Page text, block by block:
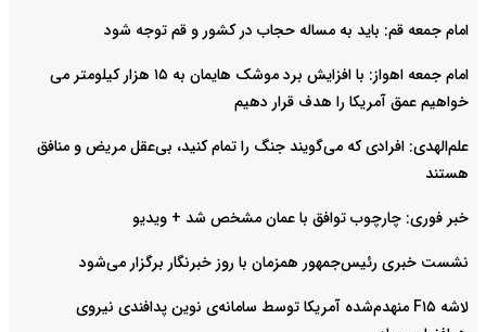
امام جمعه قم: باید به مساله حجاب در کشور و قم توجه شود
امام‌ جمعه اهواز: با افزایش برد موشک هایمان به ۱۵ هزار کیلومتر می
خواهیم عمق آمریکا را هدف قرار دهیم
علم‌الهدی: افرادی که می‌گویند جنگ را تمام کنید، بی‌عقل مریض و منافق
هستند
خبر فوری: چارچوب توافق با عمان مشخص شد + ویدیو
نشست خبری رئیس‌جمهور همزمان با روز خبرنگار برگزار می‌شود
لاشه F۱۵ منهدم‌شده آمریکا توسط سامانه‌ی نوین پدافندی نیروی